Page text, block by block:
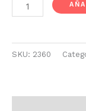
SKU: 2360